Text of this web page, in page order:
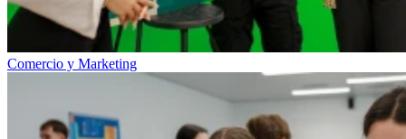
Comercio y Marketing